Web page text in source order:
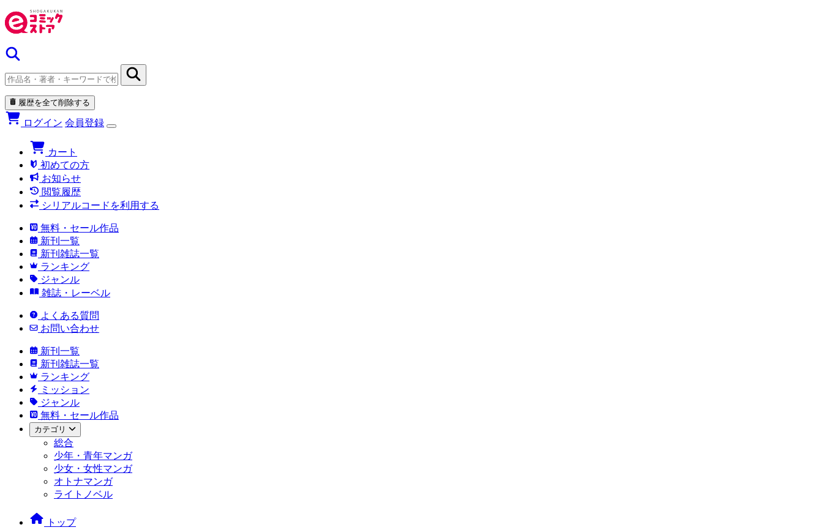
履歴を全て削除する
ログイン 会員登録
カート
初めての方
お知らせ
閲覧履歴
シリアルコードを利用する
無料・セール作品
新刊一覧
新刊雑誌一覧
ランキング
ジャンル
雑誌・レーベル
よくある質問
お問い合わせ
新刊一覧
新刊雑誌一覧
ランキング
ミッション
ジャンル
無料・セール作品
カテゴリ
総合
少年・青年マンガ
少女・女性マンガ
オトナマンガ
ライトノベル
トップ